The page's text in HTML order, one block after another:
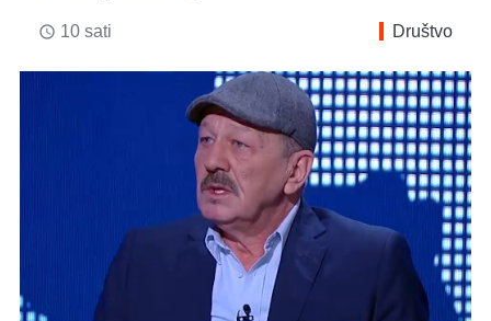
access_time 10 sati Društvo